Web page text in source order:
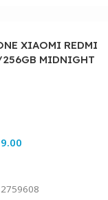
XIAOMI REDMI
MIDNIGHT